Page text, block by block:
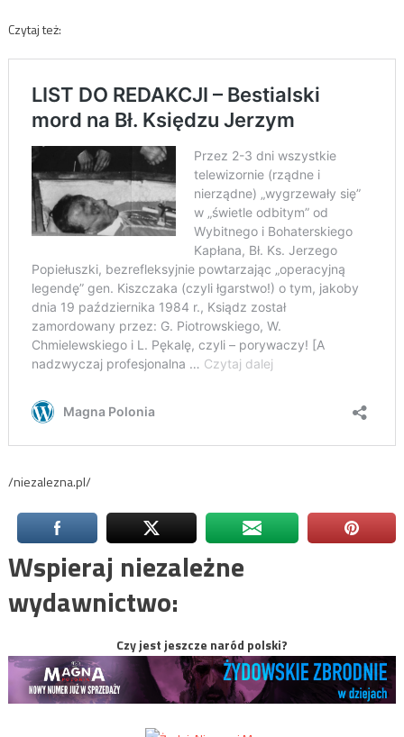
Czytaj też:
/niezalezna.pl/
Wspieraj niezależne
wydawnictwo:
Czy jest jeszcze naród polski?